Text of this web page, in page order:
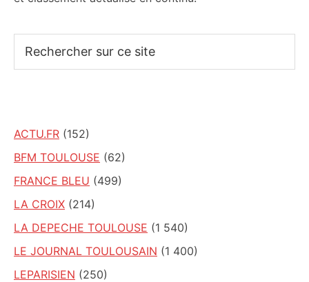
sur
ACTU.FR (152)
BFM TOULOUSE (62)
FRANCE BLEU (499)
LA CROIX (214)
LA DEPECHE TOULOUSE (1 540)
LE JOURNAL TOULOUSAIN (1 400)
LEPARISIEN (250)